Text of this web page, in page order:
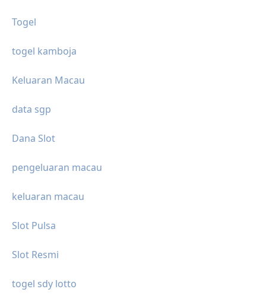
Togel
togel kamboja
Keluaran Macau
data sgp
Dana Slot
pengeluaran macau
keluaran macau
Slot Pulsa
Slot Resmi
togel sdy lotto